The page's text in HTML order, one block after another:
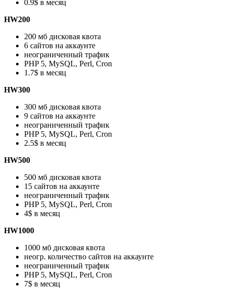
0.9$ в месяц
HW200
200 мб дисковая квота
6 сайтов на аккаунте
неограниченный трафик
PHP 5, MySQL, Perl, Cron
1.7$ в месяц
HW300
300 мб дисковая квота
9 сайтов на аккаунте
неограниченный трафик
PHP 5, MySQL, Perl, Cron
2.5$ в месяц
HW500
500 мб дисковая квота
15 сайтов на аккаунте
неограниченный трафик
PHP 5, MySQL, Perl, Cron
4$ в месяц
HW1000
1000 мб дисковая квота
неогр. количество сайтов на аккаунте
неограниченный трафик
PHP 5, MySQL, Perl, Cron
7$ в месяц